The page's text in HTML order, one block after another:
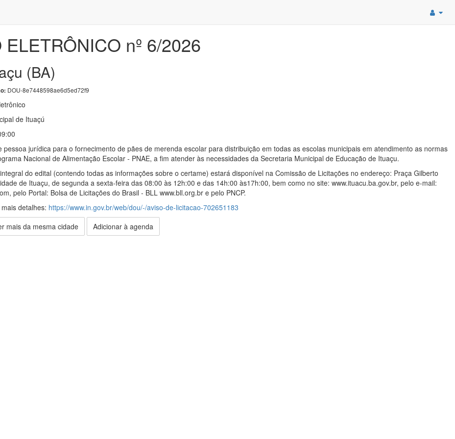
ELETRÔNICO nº 6/2026
(BA)
DOU-8e7448598ae6d5ed72f9
de Ituaçú
pessoa jurídica para o fornecimento de pães de merenda escolar para distribuição em todas as escolas municipais em atendimento as normas
Nacional de Alimentação Escolar - PNAE, a fim atender às necessidades da Secretaria Municipal de Educação de Ituaçu.
do edital (contendo todas as informações sobre o certame) estará disponível na Comissão de Licitações no endereço: Praça Gilberto
de Ituaçu, de segunda a sexta-feira das 08:00 às 12h:00 e das 14h:00 às17h:00, bem como no site: www.ituacu.ba.gov.br, pelo e-mail:
pelo Portal: Bolsa de Licitações do Brasil - BLL www.bll.org.br e pelo PNCP.
detalhes: https://www.in.gov.br/web/dou/-/aviso-de-licitacao-702651183
mais da mesma cidade Adicionar à agenda